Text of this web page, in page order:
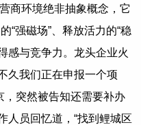
商环境绝非抽象概念，它
“强磁场”、释放活力的“稳
感与竞争力。龙头企业火
久我们正在申报一个项
，突然被告知还需要补办
人员回忆道，“找到鲤城区